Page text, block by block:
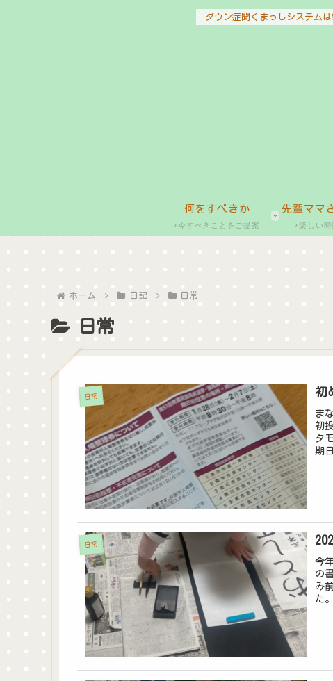
ダウン症聞くまっしシステム
何をすべきか
今すべきことをご提案
先輩ママ
楽しい
ホーム 日記 日常
日常
日常 初
ま
初
タ
期
日常
今
の
み
た